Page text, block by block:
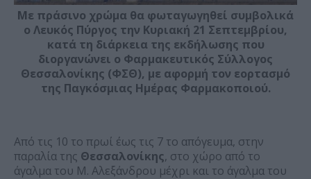
Με πράσινο χρώμα θα φωταγωγηθεί συμβολικά
ο Λευκός Πύργος την Κυριακή 21 Σεπτεμβρίου,
κατά τη διάρκεια της εκδήλωσης που
διοργανώνει ο Φαρμακευτικός Σύλλογος
Θεσσαλονίκης (ΦΣΘ), με αφορμή τον εορτασμό
της Παγκόσμιας Ημέρας Φαρμακοποιού.
Από τις 10 το πρωί έως τις 7 το απόγευμα, στην
παραλία της Θεσσαλονίκης, στο χώρο από το
άγαλμα του Μ. Αλεξάνδρου μέχρι και το άγαλμα του